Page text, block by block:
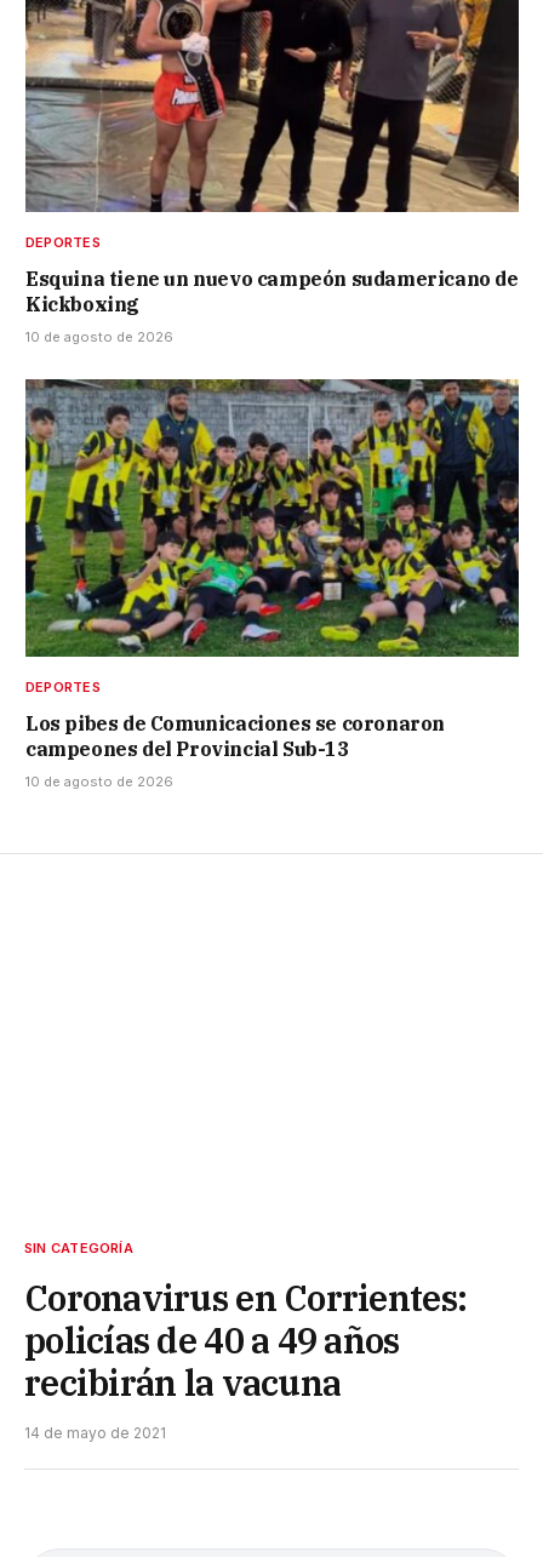
DEPORTES
Esquina tiene un nuevo campeón sudamericano de
Kickboxing
10 de agosto de 2026
DEPORTES
Los pibes de Comunicaciones se coronaron
campeones del Provincial Sub-13
10 de agosto de 2026
SIN CATEGORÍA
Coronavirus en Corrientes:
policías de 40 a 49 años
recibirán la vacuna
14 de mayo de 2021